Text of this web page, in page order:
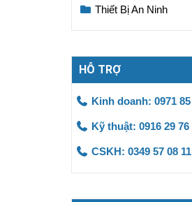
Thiết Bị An Ninh
HỖ TRỢ
Kinh doanh: 0971 85
Kỹ thuật: 0916 29 76
CSKH: 0349 57 08 11